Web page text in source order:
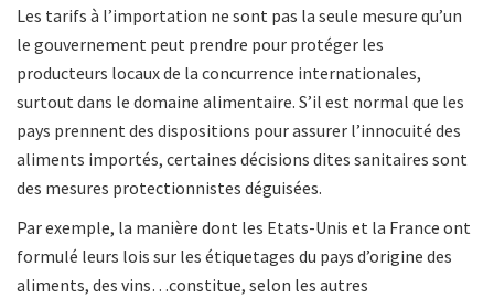
Les tarifs à l’importation ne sont pas la seule mesure qu’un
le gouvernement peut prendre pour protéger les
producteurs locaux de la concurrence internationales,
surtout dans le domaine alimentaire. S’il est normal que les
pays prennent des dispositions pour assurer l’innocuité des
aliments importés, certaines décisions dites sanitaires sont
des mesures protectionnistes déguisées.
Par exemple, la manière dont les Etats-Unis et la France ont
formulé leurs lois sur les étiquetages du pays d’origine des
aliments, des vins…constitue, selon les autres